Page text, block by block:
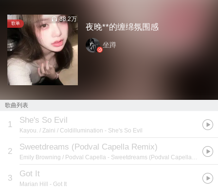
歌单
38.2万
夜晚**的缠绵氛围感
坐蹲
歌曲列表
1 She's So Evil
Kayou. / Zaini / Coldillumination - She's So Evil
2 Sweetdreams (Podval Capella Remix)
Emily Browning / Podval Capella - Sweetdreams (Podval Capella Remix)
3 Got It
Marian Hill - Got It